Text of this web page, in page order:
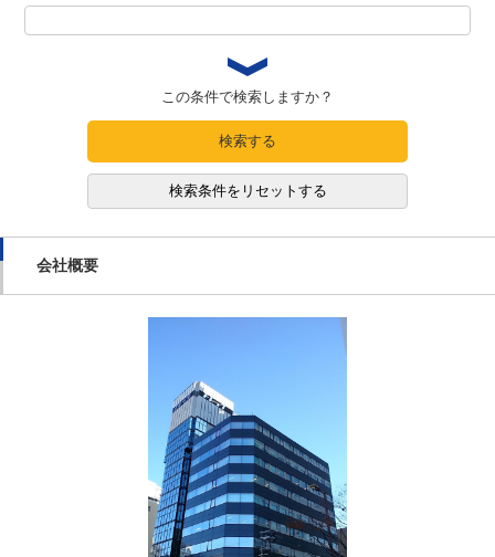
この条件で検索しますか？
検索する
検索条件をリセットする
会社概要